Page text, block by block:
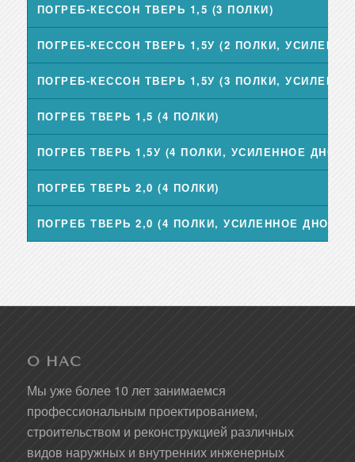
ПОГРЕБ-КЕССОН ТВЕРЬ 1,5 (3 ПОЛКИ)
ПОГРЕБ-КЕССОН ТВЕРЬ 1,5У (2 ПОЛКИ,
ПОГРЕБ-КЕССОН ТВЕРЬ 1,5У (3 ПОЛКИ,
ПОГРЕБ ТВЕРЬ 1,5 (4 ПОЛКИ)
ПОГРЕБ ТВЕРЬ 1,5У (4 ПОЛКИ, УСИЛЕННОЕ ДНО)
ПОГРЕБ ТВЕРЬ 2,0 (4 ПОЛКИ)
ПОГРЕБ ТВЕРЬ 2,0 (4 ПОЛКИ, УСИЛЕННОЕ ДНО)
О НАС
Мы уже более 10 лет занимаемся
профессиональным проектированием,
строительством и реконструкцией различных
видов наружных и внутренних инженерных